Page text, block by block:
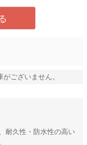
ございません。
耐久性・防水性の高い